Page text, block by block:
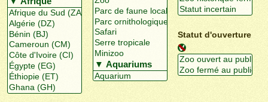
Statut d'ouverture